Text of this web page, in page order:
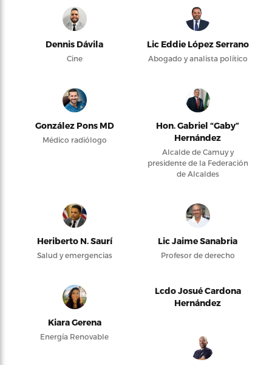
Dennis Dávila
Cine
Lic Eddie López Serrano
Abogado y analista político
González Pons MD
Médico radiólogo
Hon. Gabriel “Gaby”
Hernández
Alcalde de Camuy y
presidente de la Federación
de Alcaldes
Heriberto N. Saurí
Salud y emergencias
Lic Jaime Sanabria
Profesor de derecho
Kiara Gerena
Energía Renovable
Lcdo Josué Cardona
Hernández